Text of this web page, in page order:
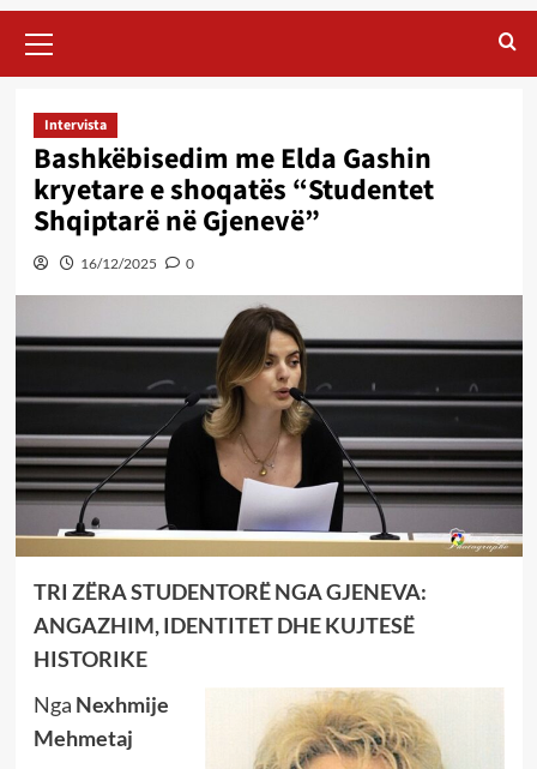
Menu
Intervista
Bashkëbisedim me Elda Gashin
kryetare e shoqatës “Studentet
Shqiptarë në Gjenevë”
16/12/2025 0
TRI ZËRA STUDENTORË NGA GJENEVA:
ANGAZHIM, IDENTITET DHE KUJTESË
HISTORIKE
Nga Nexhmije
Mehmetaj